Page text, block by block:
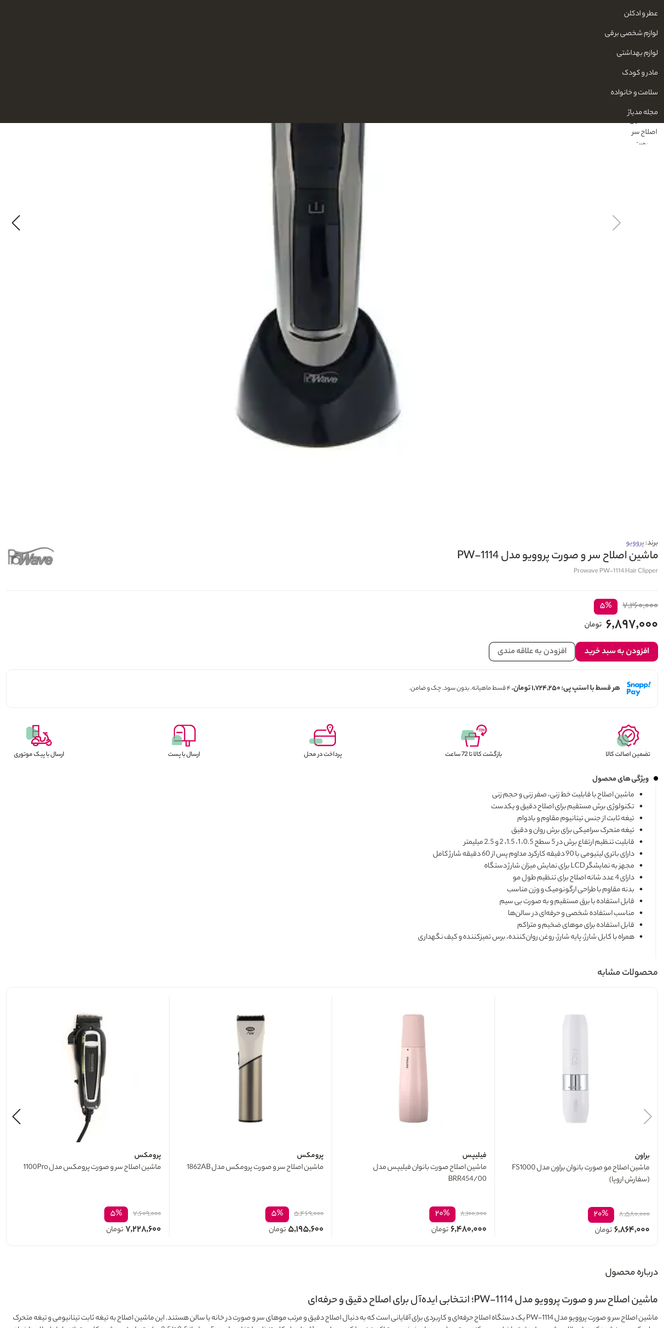
عطر و ادکلن
لوازم شخصی برقی
لوازم بهداشتی
مادر و کودک
سلامت و خانواده
مجله مدیاژ
برند:پروویو
ماشین اصلاح سر و صورت پروویو مدل PW-1114
Prowave PW-1114 Hair Clipper
۷,۲۶۰,۰۰۰ ۵%
۶,۸۹۷,۰۰۰ تومان
افزودن به سبد خرید افزودن به علاقه مندی
هر قسط با اسنپ پی: ۱,۷۲۴,۲۵۰ تومان. ۴ قسط ماهیانه. بدون سود. چک و ضامن.
تضمین اصالت کالا بازگشت کالا تا 72 ساعت پرداخت در محل ارسال با پست ارسال با پیک موتوری
ویژگی های محصول
ماشین اصلاح با قابلیت خط زنی، صفر زنی و حجم زنی
تکنولوژی برش مستقیم برای اصلاح دقیق و یکدست
تیغه ثابت از جنس تیتانیوم مقاوم و بادوام
تیغه متحرک سرامیکی برای برش روان و دقیق
قابلیت تنظیم ارتفاع برش در 5 سطح 0.5، 1، 1.5، 2 و 2.5 میلیمتر
دارای باتری لیتیومی با 90 دقیقه کارکرد مداوم پس از 60 دقیقه شارژ کامل
مجهز به نمایشگر LCD برای نمایش میزان شارژ دستگاه
دارای 4 عدد شانه اصلاح برای تنظیم طول مو
بدنه مقاوم با طراحی ارگونومیک و وزن مناسب
قابل استفاده با برق مستقیم و به صورت بی سیم
مناسب استفاده شخصی و حرفه‌ای در سالن‌ها
قابل استفاده برای موهای ضخیم و متراکم
همراه با کابل شارژ، پایه شارژ، روغن روان‌کننده، برس تمیزکننده و کیف نگهداری
محصولات مشابه
براون
ماشین اصلاح مو صورت بانوان براون مدل FS1000
(سفارش اروپا)
۸,۵۸۰,۰۰۰ ۲۰%
۶,۸۶۴,۰۰۰ تومان
فیلیپس
ماشین اصلاح صورت بانوان فیلیپس مدل
BRR454/00
۸,۱۰۰,۰۰۰ ۲۰%
۶,۴۸۰,۰۰۰ تومان
پرومکس
ماشین اصلاح سر و صورت پرومکس مدل 1862AB
۵,۴۶۹,۰۰۰ ۵%
۵,۱۹۵,۶۰۰ تومان
پرومکس
ماشین اصلاح سر و صورت پرومکس مدل 1100Pro
۷,۶۰۹,۰۰۰ ۵%
۷,۲۲۸,۶۰۰ تومان
درباره محصول
ماشین اصلاح سر و صورت پروویو مدل PW-1114؛ انتخابی ایده‌آل برای اصلاح دقیق و حرفه‌ای
ماشین اصلاح سر و صورت پروویو مدل PW-1114
یک دستگاه اصلاح حرفه‌ای و کاربردی برای آقایانی است که به دنبال اصلاح دقیق و مرتب موهای سر و صورت در خانه یا سالن هستند. این ماشین اصلاح به تیغه ثابت تیتانیومی و تیغه متحرک